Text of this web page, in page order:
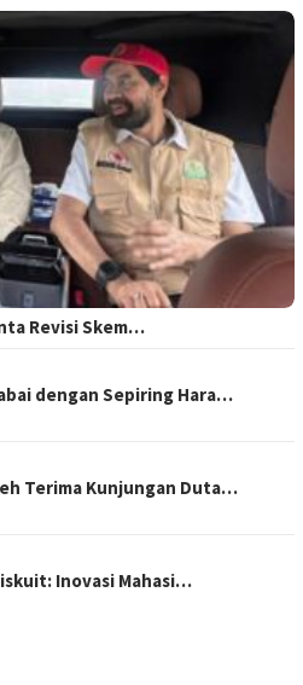
Revisi Skem…
dengan Sepiring Hara…
Terima Kunjungan Duta…
Inovasi Mahasi…